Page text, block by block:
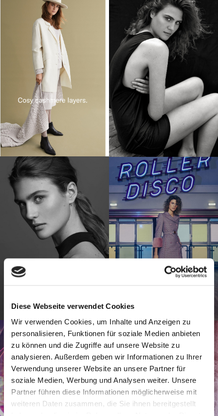
Diese Webseite verwendet Cookies
Wir verwenden Cookies, um Inhalte und Anzeigen zu
personalisieren, Funktionen für soziale Medien anbieten
zu können und die Zugriffe auf unsere Website zu
analysieren. Außerdem geben wir Informationen zu Ihrer
Verwendung unserer Website an unsere Partner für
soziale Medien, Werbung und Analysen weiter. Unsere
Partner führen diese Informationen möglicherweise mit
weiteren Daten zusammen, die Sie ihnen bereitgestellt